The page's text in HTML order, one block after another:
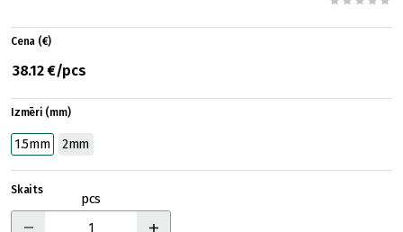
Cena (€)
38.12 €/pcs
Izmēri (mm)
1.5mm 2mm
Skaits
pcs